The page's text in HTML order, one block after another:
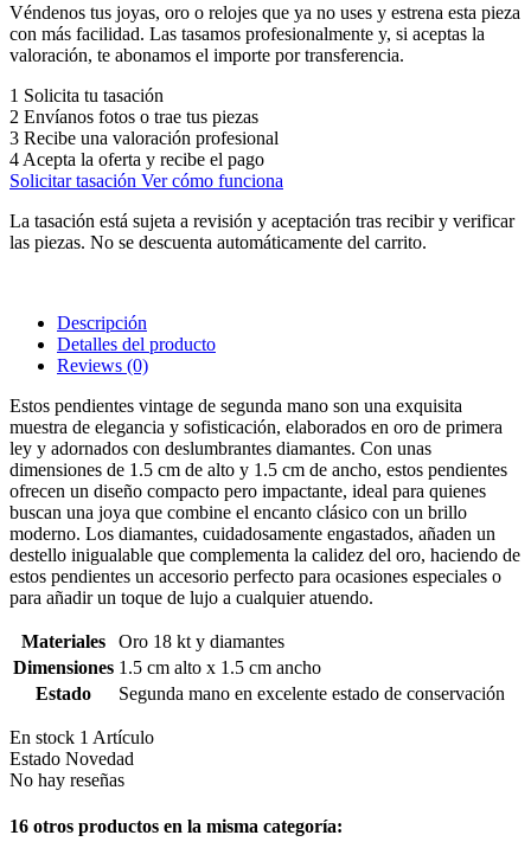
Véndenos tus joyas, oro o relojes que ya no uses y estrena esta pieza
con más facilidad. Las tasamos profesionalmente y, si aceptas la
valoración, te abonamos el importe por transferencia.
1 Solicita tu tasación
2 Envíanos fotos o trae tus piezas
3 Recibe una valoración profesional
4 Acepta la oferta y recibe el pago
Solicitar tasación Ver cómo funciona
La tasación está sujeta a revisión y aceptación tras recibir y verificar
las piezas. No se descuenta automáticamente del carrito.
Descripción
Detalles del producto
Reviews (0)
Estos pendientes vintage de segunda mano son una exquisita
muestra de elegancia y sofisticación, elaborados en oro de primera
ley y adornados con deslumbrantes diamantes. Con unas
dimensiones de 1.5 cm de alto y 1.5 cm de ancho, estos pendientes
ofrecen un diseño compacto pero impactante, ideal para quienes
buscan una joya que combine el encanto clásico con un brillo
moderno. Los diamantes, cuidadosamente engastados, añaden un
destello inigualable que complementa la calidez del oro, haciendo de
estos pendientes un accesorio perfecto para ocasiones especiales o
para añadir un toque de lujo a cualquier atuendo.
Materiales
Oro 18 kt y diamantes
Dimensiones 1.5 cm alto x 1.5 cm ancho
Estado
Segunda mano en excelente estado de conservación
En stock 1 Artículo
Estado Novedad
No hay reseñas
16 otros productos en la misma categoría: